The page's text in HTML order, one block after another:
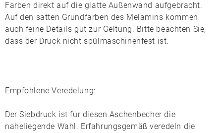
Farben direkt auf die glatte Außenwand aufgebracht.
Auf den satten Grundfarben des Melamins kommen
auch feine Details gut zur Geltung. Bitte beachten Sie,
dass der Druck nicht spülmaschinenfest ist.
Empfohlene Veredelung:
DerSiebdruck ist für diesen Aschenbecher die
naheliegende Wahl. Erfahrungsgemäß veredeln die